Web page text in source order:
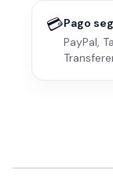
💳Pago
PayPal,